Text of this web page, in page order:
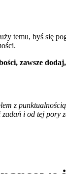
temu, byś się
zawsze
z
i od tej pory